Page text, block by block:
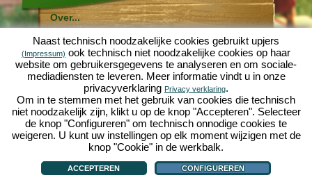
Over...
Molehill Empire ...
... is een leuke economische simulatie, die draait om
een microcosmos tuin. Als gratis browersspel speelt
het af in je webbowers, zonder extra downloads of
software!
Met de hulp van een ijverige tuinkabouter, kun je zelf je
eigen tuin van Eden namaken. Sla, wortelen, aardbeien,
spinazie of uien - Je mag zelf beslissen welke planten je
wilt kweken. Bezoek de vriendelijke stedenTuinzicht en
Bloesemdorpom te handelen met andere spelers, het
kopen van nieuwe planten en decoraties om je tuin op
te fleuren, lever aan je klanten en zorg er voor dat je
goede vrienden wordt met je buren... anders wordt je
wakker en is je tuin omgeploegd door een leger mollen!
Forum|Hulp|Contact/Voorwaarden/Privacy|upjers GmbH|Cookies beheren
Naast technisch noodzakelijke cookies gebruikt upjers
(Impressum) ook technisch niet noodzakelijke cookies op haar
website om gebruikersgegevens te analyseren en om sociale-
mediadiensten te leveren. Meer informatie vindt u in onze
privacyverklaring Privacy verklaring.
Om in te stemmen met het gebruik van cookies die technisch
niet noodzakelijk zijn, klikt u op de knop "Accepteren". Selecteer
de knop "Configureren" om technisch onnodige cookies te
weigeren. U kunt uw instellingen op elk moment wijzigen met de
knop "Cookie" in de werkbalk.
ACCEPTEREN CONFIGUREREN